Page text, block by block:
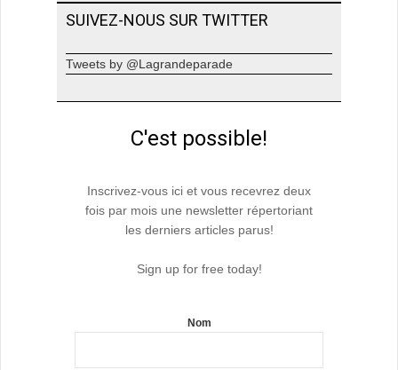
SUIVEZ-NOUS SUR TWITTER
Tweets by @Lagrandeparade
C'est possible!
Inscrivez-vous ici et vous recevrez deux
fois par mois une newsletter répertoriant
les derniers articles parus!
Sign up for free today!
Nom